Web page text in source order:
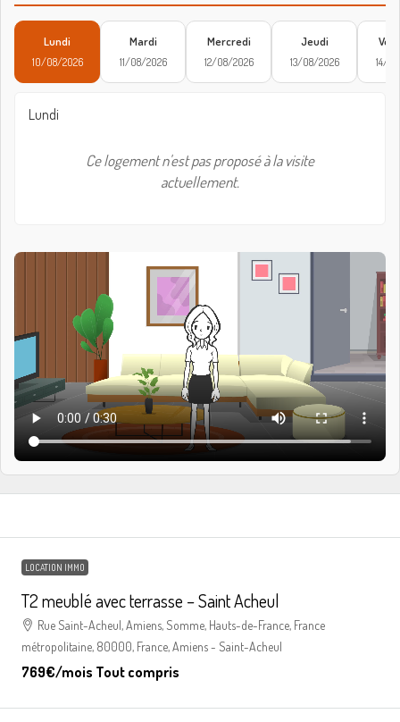
Lundi
10/08/2026
Mardi
11/08/2026
Mercredi
12/08/2026
Jeudi
13/08/2026 14/
Lundi
Ce logement n'est pas proposé à la visite
actuellement.
LOCATION IMMO
T2 meublé avec terrasse – Saint Acheul
Rue Saint-Acheul, Amiens, Somme, Hauts-de-France, France
métropolitaine, 80000, France, Amiens - Saint-Acheul
769€/mois Tout compris